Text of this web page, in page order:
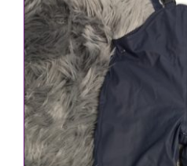
IN DEN WARENKORB